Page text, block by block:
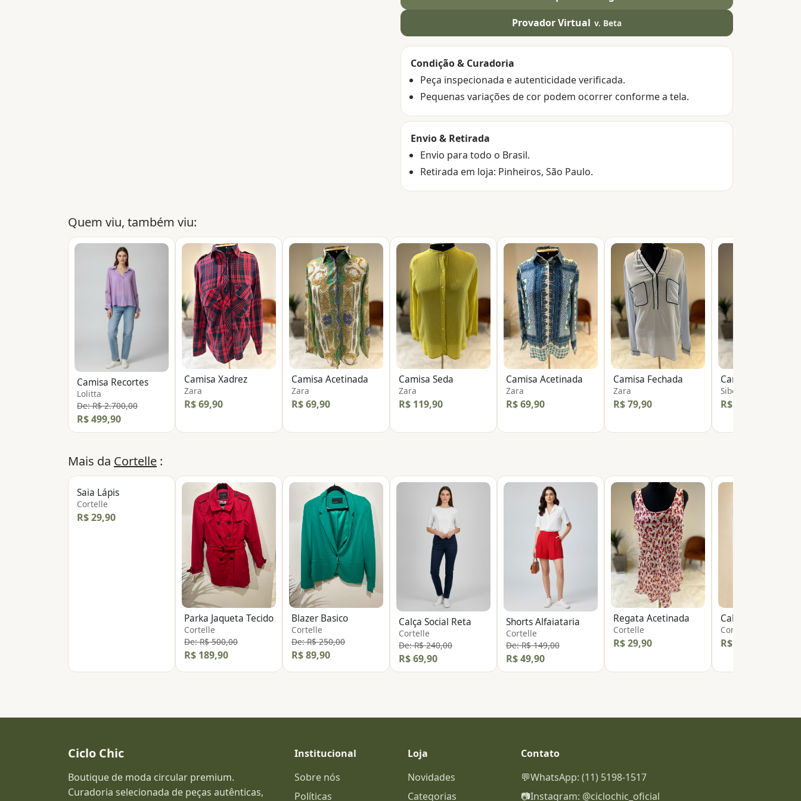
Provador Virtual v. Beta
Condição & Curadoria
Peça inspecionada e autenticidade verificada.
Pequenas variações de cor podem ocorrer conforme a tela.
Envio & Retirada
Envio para todo o Brasil.
Retirada em loja: Pinheiros, São Paulo.
Quem viu, também viu:
Camisa Recortes
Lolitta
De: R$ 2.700,00
R$ 499,90
Camisa Xadrez
Zara
R$ 69,90
Camisa Acetinada
Zara
R$ 69,90
Camisa Seda
Zara
R$ 119,90
Camisa Acetinada
Zara
R$ 69,90
Camisa Fechada
Zara
R$ 79,90
Siberian
R$ 49,90
Mais da Cortelle :
Saia Lápis
Cortelle
R$ 29,90
Parka Jaqueta Tecido
Cortelle
De: R$ 500,00
R$ 189,90
Blazer Basico
Cortelle
De: R$ 250,00
R$ 89,90
Calça Social Reta
Cortelle
De: R$ 240,00
R$ 69,90
Shorts Alfaiataria
Cortelle
De: R$ 149,00
R$ 49,90
Regata Acetinada
Cortelle
R$ 29,90
Calça Social Risca
Cortelle
R$ 49,90
Ciclo Chic
Boutique de moda circular premium.
Curadoria selecionada de peças autênticas,
Institucional
Sobre nós
Políticas
Loja
Novidades
Categorias
Contato
💬WhatsApp: (11) 5198-1517
📷Instagram: @ciclochic_oficial